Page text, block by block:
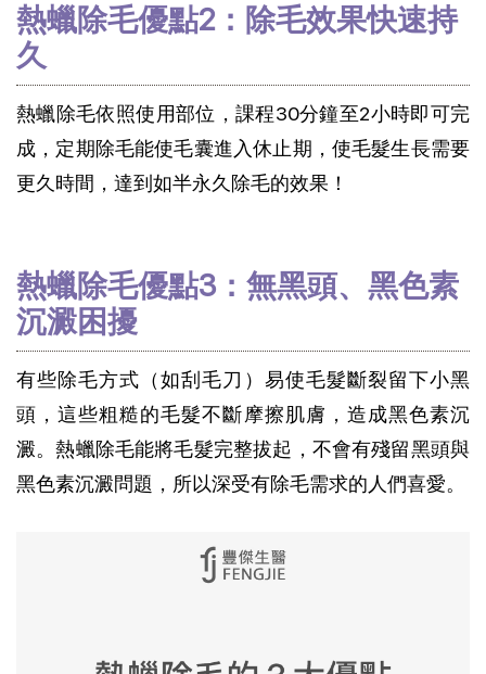
熱蠟除毛優點2：除毛效果快速持
久
熱蠟除毛依照使用部位，課程30分鐘至2小時即可完
成，定期除毛能使毛囊進入休止期，使毛髮生長需要
更久時間，達到如半永久除毛的效果！
熱蠟除毛優點3：無黑頭、黑色素
沉澱困擾
有些除毛方式（如刮毛刀）易使毛髮斷裂留下小黑
頭，這些粗糙的毛髮不斷摩擦肌膚，造成黑色素沉
澱。熱蠟除毛能將毛髮完整拔起，不會有殘留黑頭與
黑色素沉澱問題，所以深受有除毛需求的人們喜愛。